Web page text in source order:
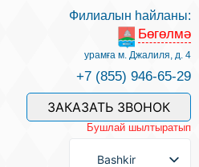
һәм хеҙмәттәр
Филиалын һайланы:
Бөгөлмә
урамға м. Джалиля, д. 4
+7 (855) 946-65-29
ЗАКАЗАТЬ ЗВОНОК
Бушлай шылтыратып
Bashkir